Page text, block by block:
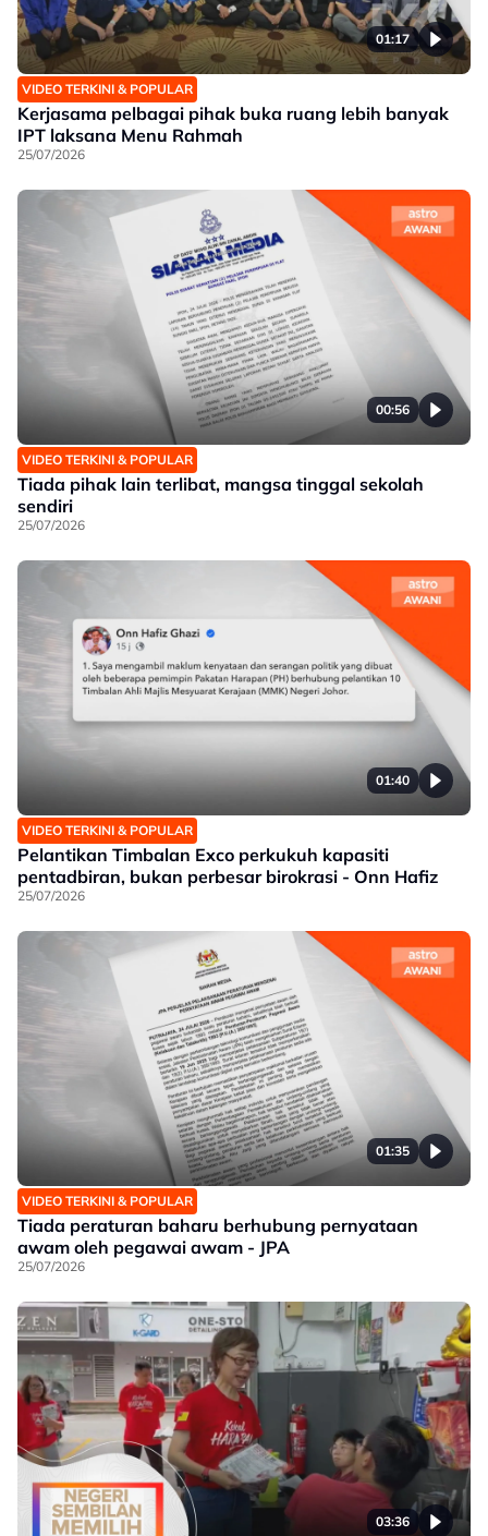
01:17
VIDEO TERKINI & POPULAR
Kerjasama pelbagai pihak buka ruang lebih banyak
IPT laksana Menu Rahmah
25/07/2026
00:56
VIDEO TERKINI & POPULAR
Tiada pihak lain terlibat, mangsa tinggal sekolah
sendiri
25/07/2026
01:40
VIDEO TERKINI & POPULAR
Pelantikan Timbalan Exco perkukuh kapasiti
pentadbiran, bukan perbesar birokrasi - Onn Hafiz
25/07/2026
01:35
VIDEO TERKINI & POPULAR
Tiada peraturan baharu berhubung pernyataan
awam oleh pegawai awam - JPA
25/07/2026
03:36